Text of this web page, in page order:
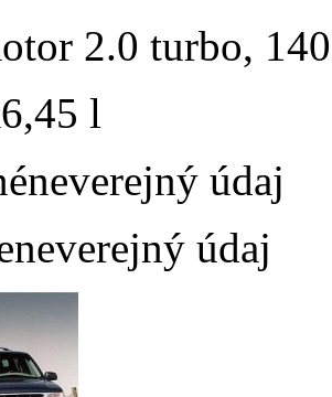
2.0 turbo,
6,45 l
neverejný údaj
neverejný údaj